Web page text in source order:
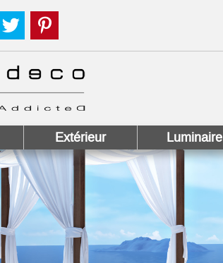
sur Facebook !
nous sur Instagram !
Suivez nous sur Twitter !
Extérieur Luminaire